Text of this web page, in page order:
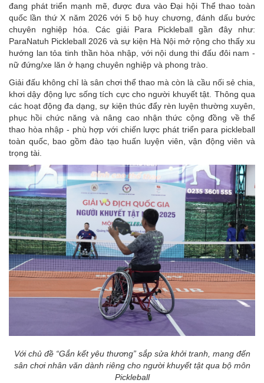
đang phát triển mạnh mẽ, được đưa vào Đại hội Thể thao toàn
quốc lần thứ X năm 2026 với 5 bộ huy chương, đánh dấu bước
chuyên nghiệp hóa. Các giải Para Pickleball gần đây như:
ParaNatuh Pickleball 2026 và sự kiện Hà Nội mở rộng cho thấy xu
hướng lan tỏa tinh thần hòa nhập, với nội dung thi đấu đôi nam -
nữ đứng/xe lăn ở hạng chuyên nghiệp và phong trào.
Giải đấu không chỉ là sân chơi thể thao mà còn là cầu nối sẻ chia,
khơi dậy động lực sống tích cực cho người khuyết tật. Thông qua
các hoạt động đa dạng, sự kiện thúc đẩy rèn luyện thường xuyên,
phục hồi chức năng và nâng cao nhận thức cộng đồng về thể
thao hòa nhập - phù hợp với chiến lược phát triển para pickleball
toàn quốc, bao gồm đào tạo huấn luyện viên, vận động viên và
trọng tài.
Với chủ đề “Gắn kết yêu thương” sắp sửa khởi tranh, mang đến
sân chơi nhân văn dành riêng cho người khuyết tật qua bộ môn
Pickleball